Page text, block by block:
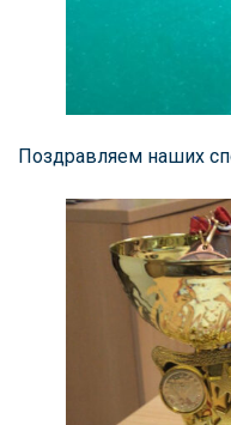
Поздравляем наших